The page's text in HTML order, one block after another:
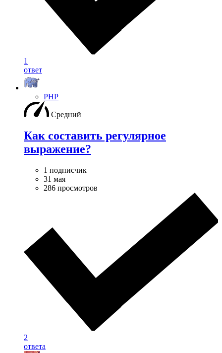
1
ответ
PHP
Средний
Как составить регулярное
выражение?
1 подписчик
31 мая
286 просмотров
2
ответа